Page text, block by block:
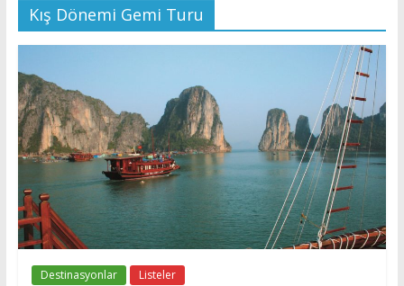
Kış Dönemi Gemi Turu
Destinasyonlar Listeler